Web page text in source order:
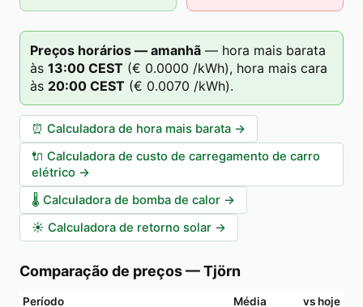
Preços horários — amanhã — hora mais barata
às 13:00 CEST (€ 0.0000 /kWh), hora mais cara
às 20:00 CEST (€ 0.0070 /kWh).
⏰ Calculadora de hora mais barata →
🔌 Calculadora de custo de carregamento de carro
elétrico →
🌡️ Calculadora de bomba de calor →
☀️ Calculadora de retorno solar →
Comparação de preços—Tjörn
Período Média vs hoje